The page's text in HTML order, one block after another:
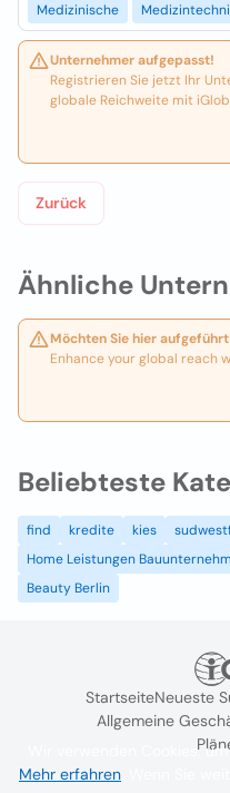
Ähnliche
Möchten Sie hier
Enhance your global reach
Medizinische
Unternehmer aufgepasst!
Registrieren Sie jetzt Ihr
globale Reichweite mit
Zurück
Beliebteste
find kredite kies
Home Leistungen
Beauty Berlin
StartseiteNeueste
Allgemeine
Wir verwenden Cookies,
Mehr erfahren